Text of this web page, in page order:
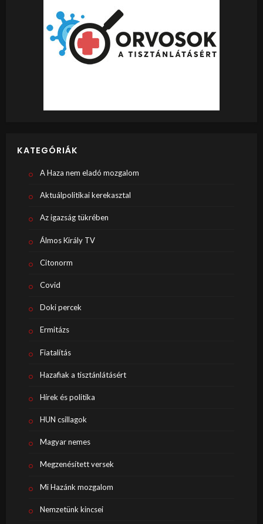
KATEGÓRIÁK
A Haza nem eladó mozgalom
Aktuálpolitikai kerekasztal
Az igazság tükrében
Álmos Király TV
Citonorm
Covid
Doki percek
Ermitázs
Fiatalítás
Hazafiak a tisztánlátásért
Hírek és politika
HUN csillagok
Magyar nemes
Megzenésített versek
Mi Hazánk mozgalom
Nemzetünk kincsei